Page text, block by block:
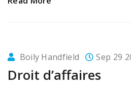
Boily Handfield Sep 29
Droit d’affaires